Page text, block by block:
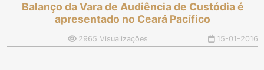
Balanço da Vara de Audiência de Custódia é
apresentado no Ceará Pacífico
2965 Visualizações 15-01-2016